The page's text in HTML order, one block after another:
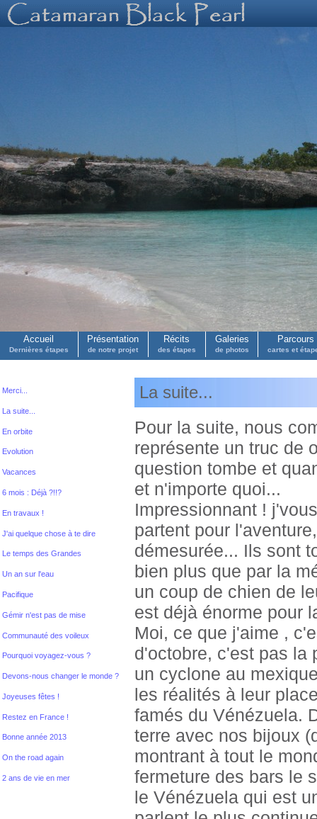
Accueil
Dernières étapes
Présentation
de notre projet
Récits
des étapes
Galeries
de photos
Parcours
cartes et
Merci...
La suite...
En orbite
Evolution
Vacances
6 mois : Déjà ?!!?
En travaux !
J'ai quelque chose à te dire
Le temps des Grandes
Un an sur l'eau
Pacifique
Gémir n'est pas de mise
Communauté des voileux
Pourquoi voyagez-vous ?
Devons-nous changer le monde ?
Joyeuses fêtes !
Restez en France !
Bonne année 2013
On the road again
2 ans de vie en mer
La suite...
Pour la suite, nous
représente un truc de
question tombe et
et n'importe quoi...
Impressionnant !
partent pour
démesurée... Ils sont
bien plus que par la
un coup de chien de
est déjà énorme pour
Moi, ce que j'aime ,
d'octobre, c'est pas la
un cyclone au
les réalités à leur
famés du Vénézuela.
terre avec nos bijoux
montrant à tout le
fermeture des bars le
le Vénézuela qui est